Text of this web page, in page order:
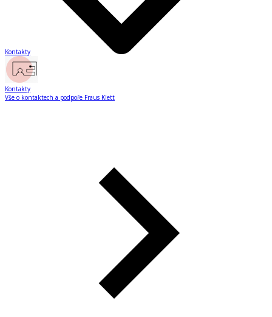
Kontakty
Kontakty
Vše o kontaktech a podpoře Fraus Klett